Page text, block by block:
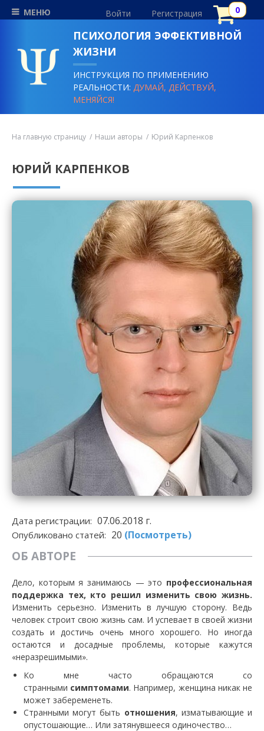
МЕНЮ Войти Регистрация
ПСИХОЛОГИЯ ЭФФЕКТИВНОЙ
ЖИЗНИ
ИНСТРУКЦИЯ ПО ПРИМЕНЕНИЮ
РЕАЛЬНОСТИ:ДУМАЙ, ДЕЙСТВУЙ,
МЕНЯЙСЯ!
На главную страницу Наши авторы Юрий Карпенков
ЮРИЙ КАРПЕНКОВ
Дата регистрации: 07.06.2018 г.
Опубликовано статей: 20 (Посмотреть)
ОБ АВТОРЕ
Дело, которым я занимаюсь — это профессиональная
поддержка тех, кто решил изменить свою жизнь.
Изменить серьезно. Изменить в лучшую сторону. Ведь
человек строит свою жизнь сам. И успевает в своей жизни
создать и достичь очень много хорошего. Но иногда
остаются и досадные проблемы, которые кажутся
«неразрешимыми».
Ко мне часто обращаются со
странными симптомами. Например, женщина никак не
может забеременеть.
Странными могут быть отношения, изматывающие и
опустошающие… Или затянувшееся одиночество…